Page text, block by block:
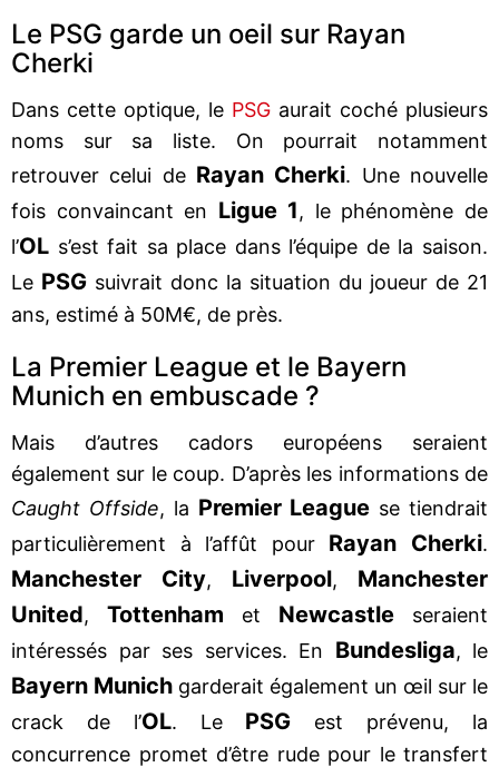
Le PSG garde un oeil sur Rayan
Cherki
Dans cette optique, le PSG aurait coché plusieurs
noms sur sa liste. On pourrait notamment
retrouver celui de Rayan Cherki. Une nouvelle
fois convaincant en Ligue 1, le phénomène de
l’OL s’est fait sa place dans l’équipe de la saison.
Le PSG suivrait donc la situation du joueur de 21
ans, estimé à 50M€, de près.
La Premier League et le Bayern
Munich en embuscade ?
Mais d’autres cadors européens seraient
également sur le coup. D’après les informations de
Caught Offside, la Premier League se tiendrait
particulièrement à l’affût pour Rayan Cherki.
Manchester City, Liverpool, Manchester
United, Tottenham et Newcastle
seraient
intéressés par ses services. En Bundesliga, le
Bayern Munich garderait également un œil sur le
crack de l’OL. Le PSG est prévenu, la
concurrence promet d’être rude pour le transfert